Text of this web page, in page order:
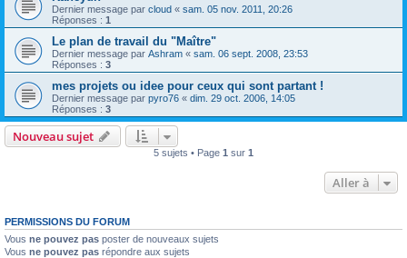
Dernier message par cloud « sam. 05 nov. 2011, 20:26
Réponses : 1
Le plan de travail du "Maître"
Dernier message par Ashram « sam. 06 sept. 2008, 23:53
Réponses : 3
mes projets ou idee pour ceux qui sont partant !
Dernier message par pyro76 « dim. 29 oct. 2006, 14:05
Réponses : 3
Nouveau sujet
5 sujets • Page 1 sur 1
Aller à
PERMISSIONS DU FORUM
Vous ne pouvez pas poster de nouveaux sujets
Vous ne pouvez pas répondre aux sujets